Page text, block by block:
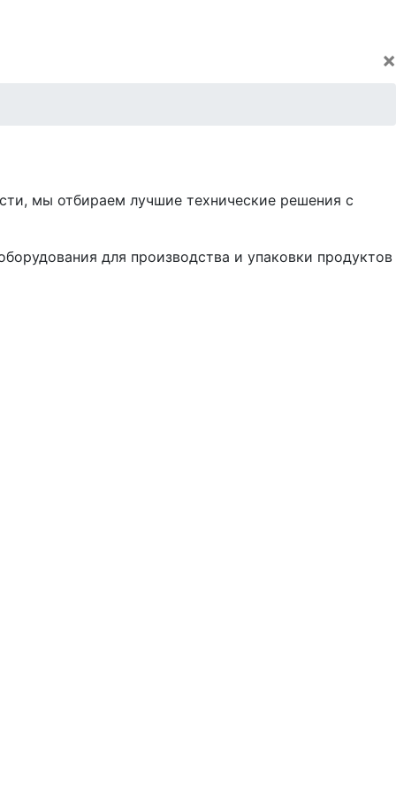
×
мы отбираем лучшие технические решения с
для производства и упаковки продуктов